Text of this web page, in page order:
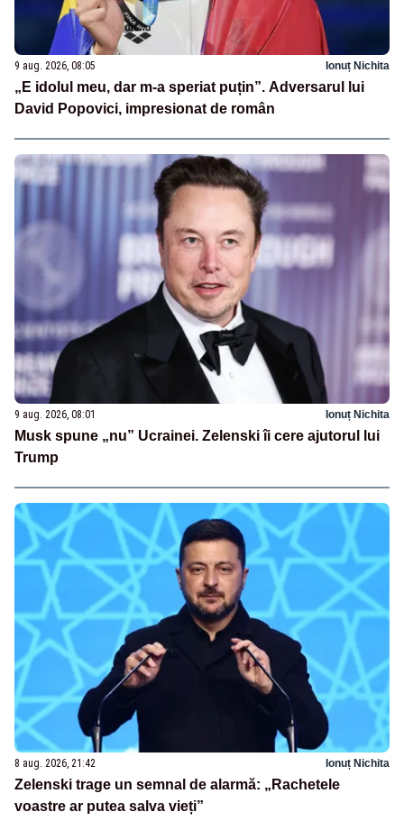
9 aug. 2026, 08:05 Ionuț Nichita
„E idolul meu, dar m-a speriat puțin”. Adversarul lui
David Popovici, impresionat de român
9 aug. 2026, 08:01 Ionuț Nichita
Musk spune „nu” Ucrainei. Zelenski îi cere ajutorul lui
Trump
8 aug. 2026, 21:42 Ionuț Nichita
Zelenski trage un semnal de alarmă: „Rachetele
voastre ar putea salva vieți”